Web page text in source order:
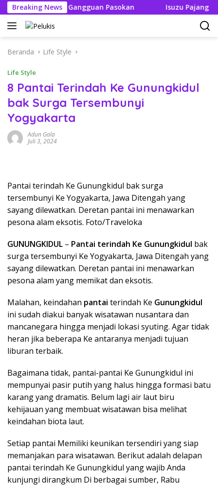
Langsung
ke
konten
Breaking News
Boleh Ada Gangguan Pasokan Isuzu Pajang
Beranda Life Style
Life Style
8 Pantai Terindah Ke Gunungkidul
bak Surga Tersembunyi
Yogyakarta
Adun Gala
Juli 3, 2024
Pantai terindah Ke Gunungkidul bak surga
tersembunyi Ke Yogyakarta, Jawa Ditengah yang
sayang dilewatkan. Deretan pantai ini menawarkan
pesona alam eksotis. Foto/Traveloka
GUNUNGKIDUL – Pantai terindah Ke Gunungkidul bak
surga tersembunyi Ke Yogyakarta, Jawa Ditengah yang
sayang dilewatkan. Deretan pantai ini menawarkan
pesona alam yang memikat dan eksotis.
Malahan, keindahan pantai terindah Ke Gunungkidul
ini sudah diakui banyak wisatawan nusantara dan
mancanegara hingga menjadi lokasi syuting. Agar tidak
heran jika beberapa Ke antaranya menjadi tujuan
liburan terbaik.
Bagaimana tidak, pantai-pantai Ke Gunungkidul ini
mempunyai pasir putih yang halus hingga formasi batu
karang yang dramatis. Belum lagi air laut biru
kehijauan yang membuat wisatawan bisa melihat
keindahan biota laut.
Setiap pantai Memiliki keunikan tersendiri yang siap
memanjakan para wisatawan. Berikut adalah delapan
pantai terindah Ke Gunungkidul yang wajib Anda
kunjungi dirangkum Di berbagai sumber, Rabu